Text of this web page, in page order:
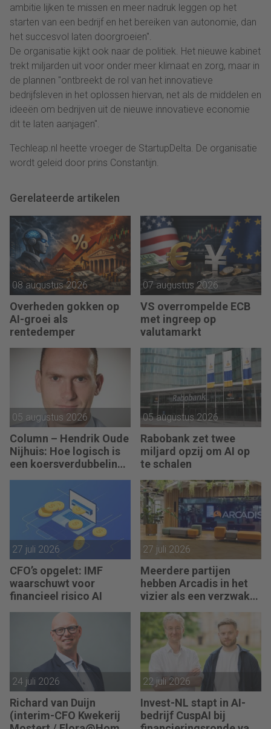
ambitie lijken te missen en meer nadruk leggen op het
starten van een bedrijf en het bereiken van autonomie, dan
het succesvol laten doorgroeien".
De organisatie kijkt ook naar de politiek. Het nieuwe kabinet
trekt miljarden uit voor onder meer klimaat en zorg, maar in
de plannen "ontbreekt de rol van het innovatieve
bedrijfsleven in het oplossen hiervan, net als de middelen en
ideeën om bedrijven uit de nieuwe innovatieve economie
dit te laten aanjagen".
Techleap.nl heette vroeger de StartupDelta. De organisatie
wordt geleid door prins Constantijn.
Gerelateerde artikelen
08 augustus 2026
Overheden gokken op
AI-groei als
rentedemper
07 augustus 2026
VS overrompelde ECB
met ingreep op
valutamarkt
05 augustus 2026
Column – Hendrik Oude
Nijhuis: Hoe logisch is
een koersverdubbeling
05 augustus 2026
Rabobank zet twee
miljard opzij om AI op
te schalen
27 juli 2026
CFO’s opgelet: IMF
waarschuwt voor
financieel risico AI
27 juli 2026
Meerdere partijen
hebben Arcadis in het
vizier als een verzwakt
24 juli 2026
Richard van Duijn
(interim-CFO Kwekerij
22 juli 2026
Invest-NL stapt in AI-
bedrijf CuspAI bij